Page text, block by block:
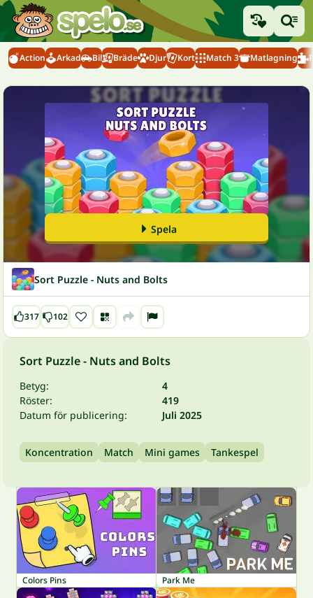
Action Arkad Bil Bräde Djur Kort Match 3 Matlagning
Spela
Sort Puzzle - Nuts and Bolts
317 102
Sort Puzzle - Nuts and Bolts
Betyg:
4
Röster:
419
Datum för publicering:
Juli 2025
Koncentration Match Mini games Tankespel
Colors Pins Park Me